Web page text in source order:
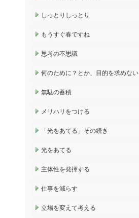
しっとりしっとり
もうすぐ春ですね
思考の不思議
何のために？とか、目的を求めない
無駄の蓄積
メリハリをつける
「光をあてる」その続き
光をあてる
主体性を発揮する
仕事を減らす
立場を変えて考える